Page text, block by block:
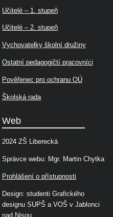
Učitelé – 1. stupeň
Učitelé – 2. stupeň
Vychovatelky školní družiny
Ostatní pedagogičtí pracovníci
Pověřenec pro ochranu OÚ
Školská rada
Web
2024 ZŠ Liberecká
Správce webu: Mgr. Martin Chytka
Prohlášení o přístupnosti
Design: studenti Grafického
designu SUPŠ a VOŠ v Jablonci
nad Nisou